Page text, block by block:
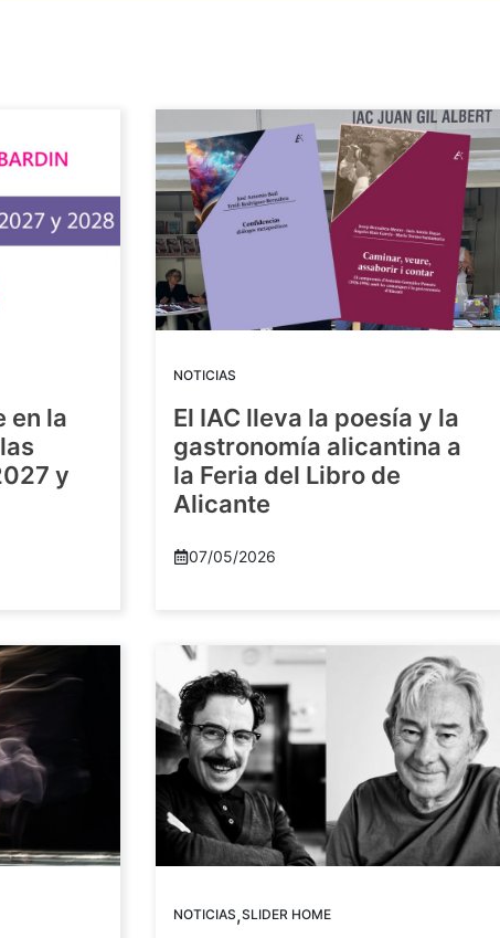
en la
y
NOTICIAS
El IAC lleva la poesía y la
gastronomía alicantina a
la Feria del Libro de
Alicante
07/05/2026
NOTICIAS,SLIDER HOME